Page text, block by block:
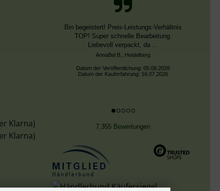
Klarna)
Klarna)
Schnelle Bearbeitung, nur leider falsche
Farben, die aber dieselben DMC Nummern
trugen.
Datum der Veröffentlichung: 02.08.2026
Datum der Kauferfahrung: 13.07.2026
7,355 Bewertungen